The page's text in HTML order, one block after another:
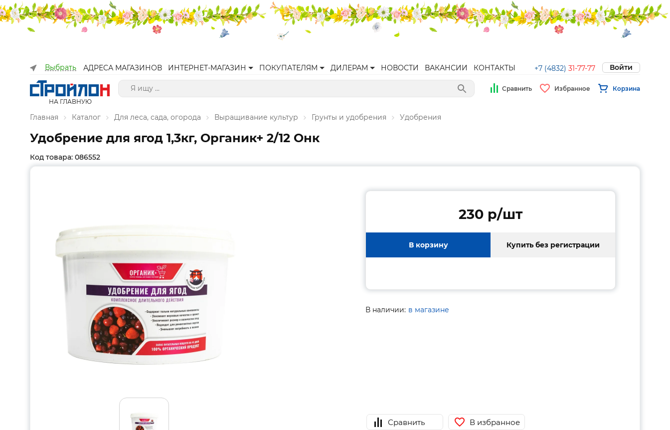
Выбрать АДРЕСА МАГАЗИНОВ ИНТЕРНЕТ-МАГАЗИН ПОКУПАТЕЛЯМ ДИЛЕРАМ НОВОСТИ ВАКАНСИИ КОНТАКТЫ +7 (4832) 31-77-77 Войти
НА ГЛАВНУЮ
Сравнить Избранное Корзина
Главная Каталог Для леса, сада, огорода Выращивание культур Грунты и удобрения Удобрения
Удобрение для ягод 1,3кг, Органик+ 2/12 Онк
Код товара: 086552
230 p/шт
В корзину Купить без регистрации
В наличии: в магазине
Сравнить В избранное